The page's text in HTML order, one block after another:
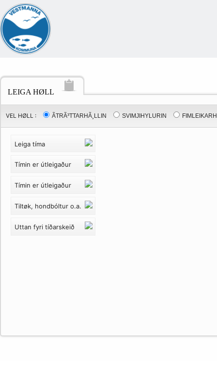
LEIGA HØLL
VEL HØLL : ÃTRÃ³TTARHÃ¸LLIN SVIMJIHYLURIN
Leiga tíma
Tímin er útleigaður
Tímin er útleigaður
Tiltøk, hondbóltur o.a.
Uttan fyri tíðarskeið